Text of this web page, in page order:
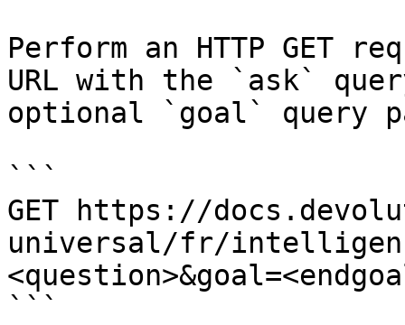
Perform an HTTP GET
URL with the `ask`
optional `goal` query
```
GET https://
universal/fr/
```